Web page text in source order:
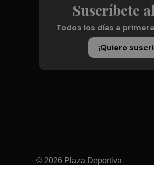
Suscríbete
Todos los días a
¡Quiero
© 2026 Plaza Deportiva